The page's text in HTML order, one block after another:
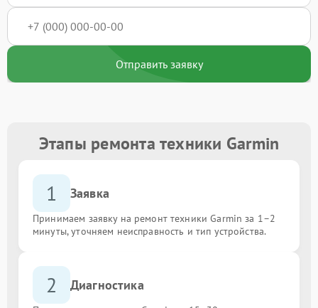
Отправить заявку
Этапы ремонта техники Garmin
1 Заявка
Принимаем заявку на ремонт техники Garmin за 1–2
минуты, уточняем неисправность и тип устройства.
2 Диагностика